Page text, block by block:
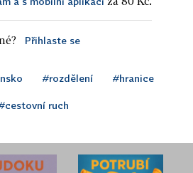
Přihlaste se
#rozdělení #hranice
ruch